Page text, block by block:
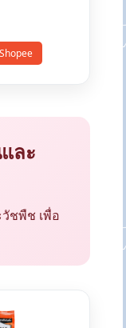
Shopee
ละ
ชพืช เพื่อ